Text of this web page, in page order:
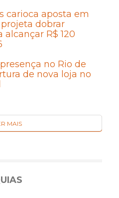
carioca aposta em
dobrar
R$ 120
no Rio de
de nova loja no
MAIS